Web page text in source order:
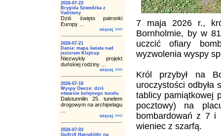
2026-07-23
Brygida Szwedzka z
Vadsteny
Dziś święto patronki
Europy ...
więcej >>>
2026-07-21
Dania: mapa świata nad
jeziorem Klejtrup
Niezwykły projekt
duńskiej rodziny ...
więcej >>>
2026-07-18
Wyspy Owcze: dziś
otwarcie kolejnego tunelu
Dalstunnilin 25. tunelem
drogowym na archipelagu
więcej >>>
2026-07-03
Guðrið Hansdóttir na
7 maja 2026 r.,
Bornholmie, by w
uczcić ofiary
wyzwolenia wyspy
Król przybył na
uroczystości odbyła
tablicy pamiątkowej
pocztowy) na
bombardowań z 7 i
wieniec z szarfą.